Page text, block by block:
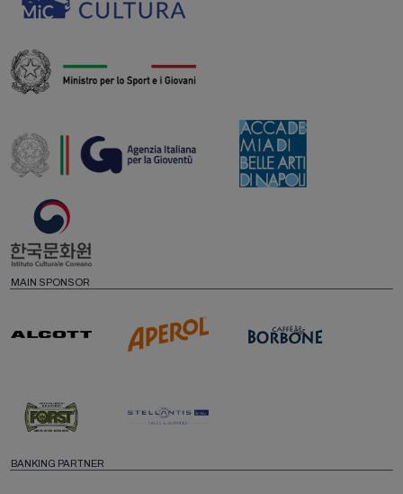
MAIN SPONSOR
BANKING PARTNER